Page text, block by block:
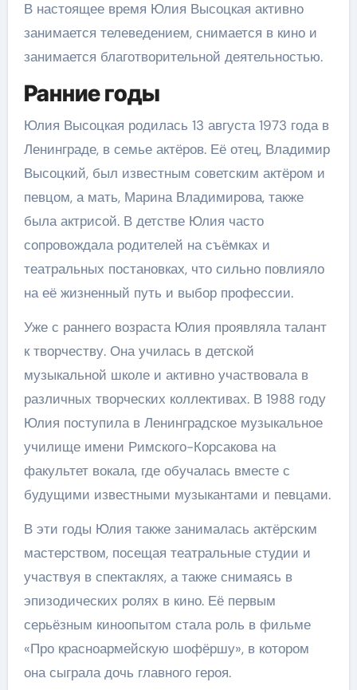
В настоящее время Юлия Высоцкая активно
занимается телеведением, снимается в кино и
занимается благотворительной деятельностью.
Ранние годы
Юлия Высоцкая родилась 13 августа 1973 года в
Ленинграде, в семье актёров. Её отец, Владимир
Высоцкий, был известным советским актёром и
певцом, а мать, Марина Владимирова, также
была актрисой. В детстве Юлия часто
сопровождала родителей на съёмках и
театральных постановках, что сильно повлияло
на её жизненный путь и выбор профессии.
Уже с раннего возраста Юлия проявляла талант
к творчеству. Она училась в детской
музыкальной школе и активно участвовала в
различных творческих коллективах. В 1988 году
Юлия поступила в Ленинградское музыкальное
училище имени Римского-Корсакова на
факультет вокала, где обучалась вместе с
будущими известными музыкантами и певцами.
В эти годы Юлия также занималась актёрским
мастерством, посещая театральные студии и
участвуя в спектаклях, а также снимаясь в
эпизодических ролях в кино. Её первым
серьёзным киноопытом стала роль в фильме
«Про красноармейскую шофёршу», в котором
она сыграла дочь главного героя.